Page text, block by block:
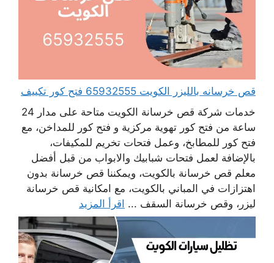
قص خرسانه بالليزر الكويت 65932555 فتح كور تكييف
خدمات شركة قص خرسانة الكويت متاحة على مدار 24
ساعة من فتح كور تهوية مركزية و فتح كور للمداخن، مع
فتح كور للمطابخ، وعمل فتحات تخريم للمكيفات،
بالإضافة لعمل فتحات شبابيك والابواب من قبل أفضل
معلم قص خرسانة بالكويت، ويمكننا قص خرسانة بدون
اهتزازات في المباني بالكويت، مع امكانية قص خرسانة
ليزر، وقص خرسانة السقف ... اقرأ المزيد